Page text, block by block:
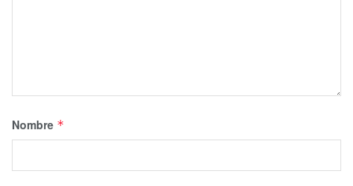
Nombre *